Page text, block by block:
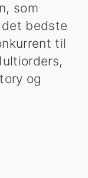
som
bedste
til
og